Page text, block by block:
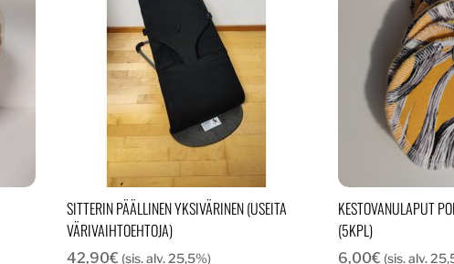
SITTERIN PÄÄLLINEN YKSIVÄRINEN (USEITA
VÄRIVAIHTOEHTOJA)
42,90€ (sis. alv. 25,5%)
KESTOVANULAPUT
(5KPL)
6,00€ (sis. alv.